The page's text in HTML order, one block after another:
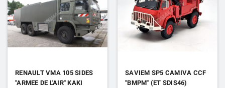
RENAULT VMA 105 SIDES
"ARMEE DE L'AIR" KAKI
SAVIEM SP5 CAMIVA CCF
"BMPM" (ET SDIS46)